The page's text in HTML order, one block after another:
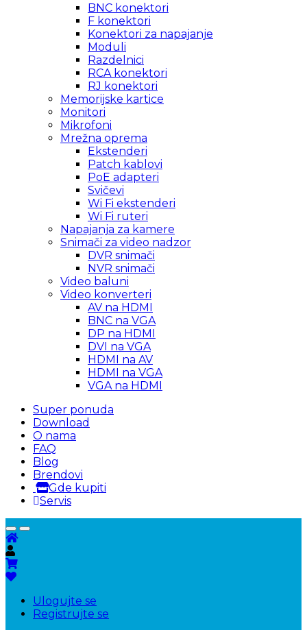
BNC konektori
F konektori
Konektori za napajanje
Moduli
Razdelnici
RCA konektori
RJ konektori
Memorijske kartice
Monitori
Mikrofoni
Mrežna oprema
Ekstenderi
Patch kablovi
PoE adapteri
Svičevi
Wi Fi ekstenderi
Wi Fi ruteri
Napajanja za kamere
Snimači za video nadzor
DVR snimači
NVR snimači
Video baluni
Video konverteri
AV na HDMI
BNC na VGA
DP na HDMI
DVI na VGA
HDMI na AV
HDMI na VGA
VGA na HDMI
Super ponuda
Download
O nama
FAQ
Blog
Brendovi
Gde kupiti
Servis
Ulogujte se
Registrujte se